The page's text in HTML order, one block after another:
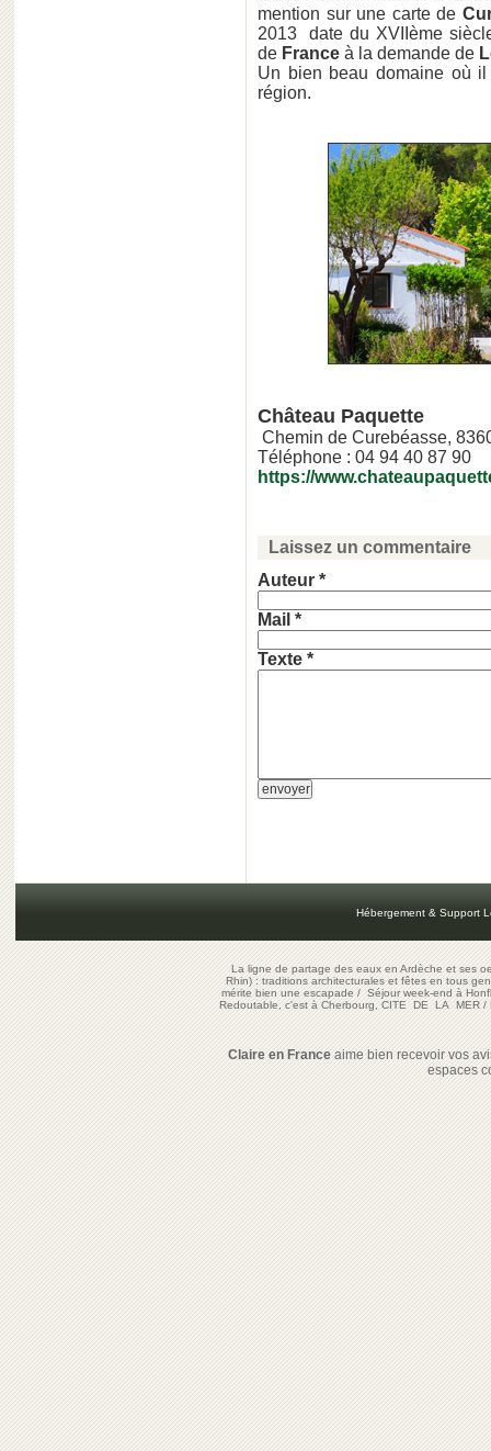
mention sur une carte de
2013 date du XVIIème
de France à la demande de
Un bien beau domaine où
région.
Château Paquette
Chemin de Curebéasse,
Téléphone : 04 94 40 87 90
https://
Laissez un commentaire
Auteur *
Mail *
Texte *
Hébergement & Support
La ligne de partage des eaux en Ardèche et ses
Rhin) : traditions architecturales et fêtes en tous
mérite bien une escapade/Séjour week-end à
Redoutable, c'est à Cherbourg, CITE DE LA MER/
Claire en Franceaime bien recevoir vos
espaces